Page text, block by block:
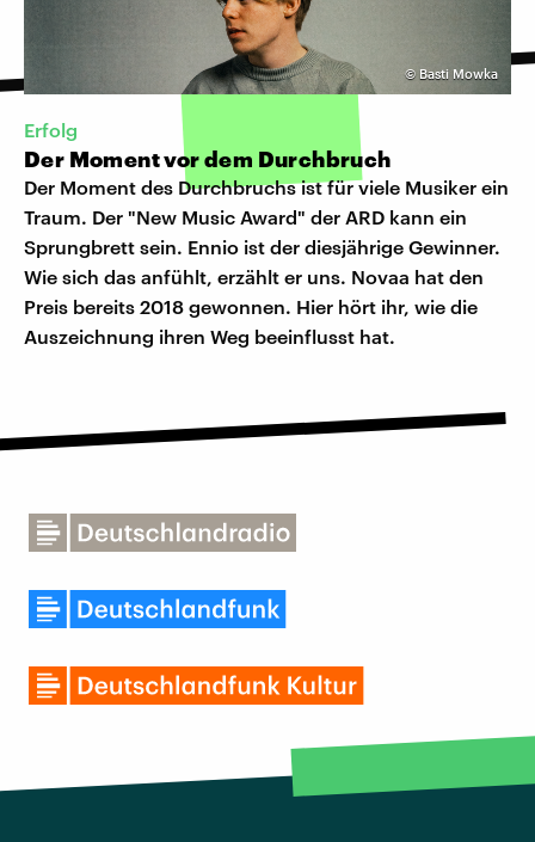
© Basti Mowka
Erfolg
Der Moment vor dem Durchbruch
Der Moment des Durchbruchs ist für viele Musiker ein
Traum. Der "New Music Award" der ARD kann ein
Sprungbrett sein. Ennio ist der diesjährige Gewinner.
Wie sich das anfühlt, erzählt er uns. Novaa hat den
Preis bereits 2018 gewonnen. Hier hört ihr, wie die
Auszeichnung ihren Weg beeinflusst hat.